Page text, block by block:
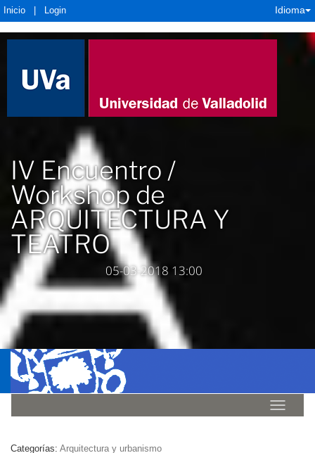
Inicio Login Idioma
IV Encuentro /
Workshop de
ARQUITECTURA Y
TEATRO
05-03-2018 13:00
Idioma
Categorías: Arquitectura y urbanismo